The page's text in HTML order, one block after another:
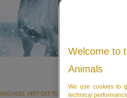
VERT DES TOUNDRAS
Welcome to
Animals
We use cookies to
technical